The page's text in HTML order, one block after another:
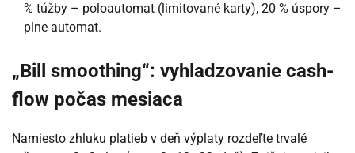
% túžby – poloautomat (limitované karty), 20 % úspory –
plne automat.
„Bill smoothing“: vyhladzovanie cash-
flow počas mesiaca
Namiesto zhluku platieb v deň výplaty rozdeľte trvalé